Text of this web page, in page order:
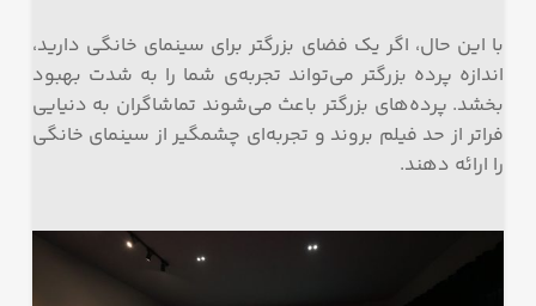
با این حال، اگر یک فضای بزرگتر برای سینمای خانگی دارید،
اندازه پرده بزرگتر می‌تواند تجربه‌ی شما را به شدت بهبود
بخشد. پرده‌های بزرگتر باعث می‌شوند تماشاگران به دنیایی
فراتر از حد فیلم بروند و تجربه‌ای چشمگیر از سینمای خانگی
را ارائه دهند.